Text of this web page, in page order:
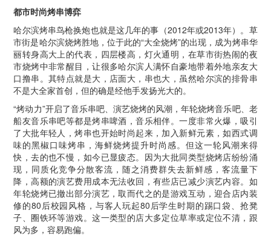
都市时尚烤串博弈
哈尔滨烤串鸟枪换炮也就是这几年的事（2012年或2013年）。草
市街是哈尔滨烧烤胜地，位于此的“大全烧烤”的出现，成为烤串华
丽转身高大上的代表，四层楼高，灯火通明，在草市街热闹的夜
市烧烤中非常醒目，让很多哈尔滨人满怀自豪地带着外地亲友大
口撸串。其特点就是大，店面大，串也大，虽然哈尔滨的排骨串
不是大全家首创，但的确是经他手发扬光大的。
“烤动力”开启了音乐串吧、演艺烧烤的风潮，年轮烧烤音乐吧、老
船友音乐串吧等都是烤串啤酒，音乐相伴。一度非常火爆，吸引
了大批年轻人，烤串也开始时尚起来，加入新鲜元素，如西式调
味的黑椒口味烤串，海鲜烧烤提升时尚感。但这一轮风潮来得
快，去的也不慢，如今已显疲态。因为大批同类型烧烤店纷纷涌
现，同质化竞争分散客流，随之消费群失去新鲜感，客流量下
降，高额的演艺费用成本无法收回，有些店已减少演艺内容。如
年轮烧烤已撤出部分演艺，取而代之的是游戏互动，迎合店内装
修的80后校园风格，与客人玩起80后学生时期的踢口袋、抢凳
子、圈铁环等游戏。这一类型的店大多定位草率或定位不清，跟
风为多，容易跑偏。